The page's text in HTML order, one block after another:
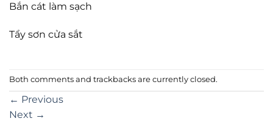
Bắn cát làm sạch
Tẩy sơn cửa sắt
Both comments and trackbacks are currently closed.
← Previous
Next →